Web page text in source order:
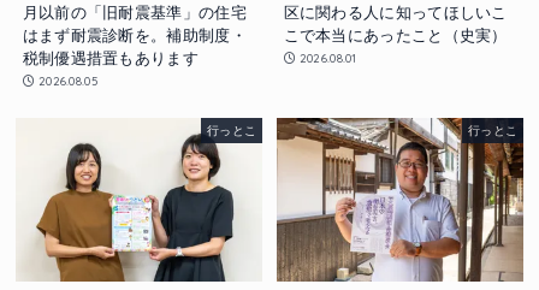
月以前の「旧耐震基準」の住宅
はまず耐震診断を。補助制度・
税制優遇措置もあります
2026.08.05
区に関わる人に知ってほしいこ
こで本当にあったこと（史実）
2026.08.01
行っとこ 行っとこ